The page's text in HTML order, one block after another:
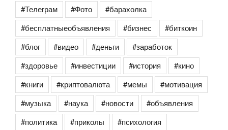
#Телеграм
#Фото
#барахолка
#бесплатныеобъявления
#бизнес
#биткоин
#блог
#видео #деньги
#заработок
#здоровье
#инвестиции #история
#кино
#книги
#криптовалюта #мемы
#мотивация
#музыка
#наука #новости
#объявления
#политика
#приколы
#психология